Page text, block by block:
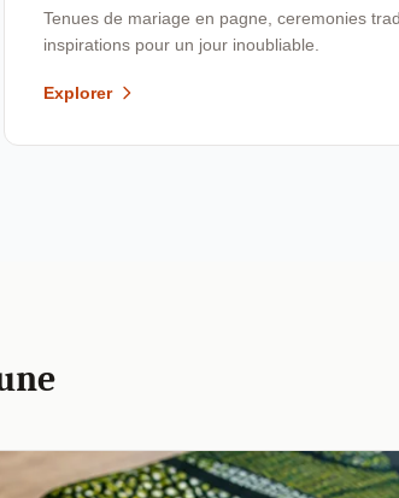
Tenues de mariage en pagne, ceremonies
inspirations pour un jour inoubliable.
Explorer